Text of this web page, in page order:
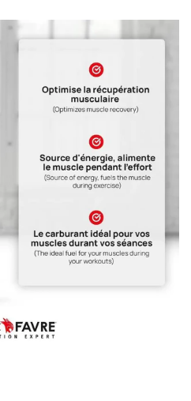
– 2,27kg – BIOTECHUSA
Gélules – Scitec Nutrition
– 500g –